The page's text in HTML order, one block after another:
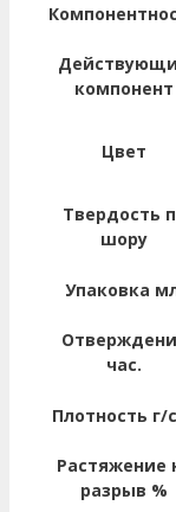
компонент
Цвет
Твердость
шору
Упаковка
час.
Плотность г/
Растяжение
разрыв %